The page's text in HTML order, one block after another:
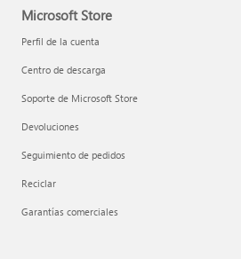
Microsoft Store
Perfil de la cuenta
Centro de descarga
Soporte de Microsoft Store
Devoluciones
Seguimiento de pedidos
Reciclar
Garantías comerciales